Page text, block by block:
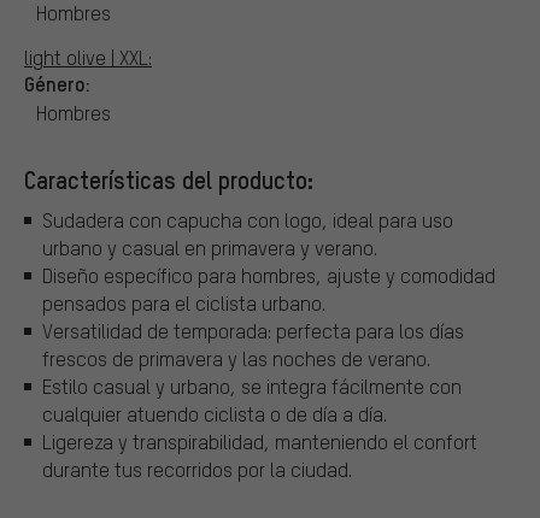
Hombres
light olive | XXL:
Género:
Hombres
Características del producto:
Sudadera con capucha con logo, ideal para uso
urbano y casual en primavera y verano.
Diseño específico para hombres, ajuste y comodidad
pensados para el ciclista urbano.
Versatilidad de temporada: perfecta para los días
frescos de primavera y las noches de verano.
Estilo casual y urbano, se integra fácilmente con
cualquier atuendo ciclista o de día a día.
Ligereza y transpirabilidad, manteniendo el confort
durante tus recorridos por la ciudad.